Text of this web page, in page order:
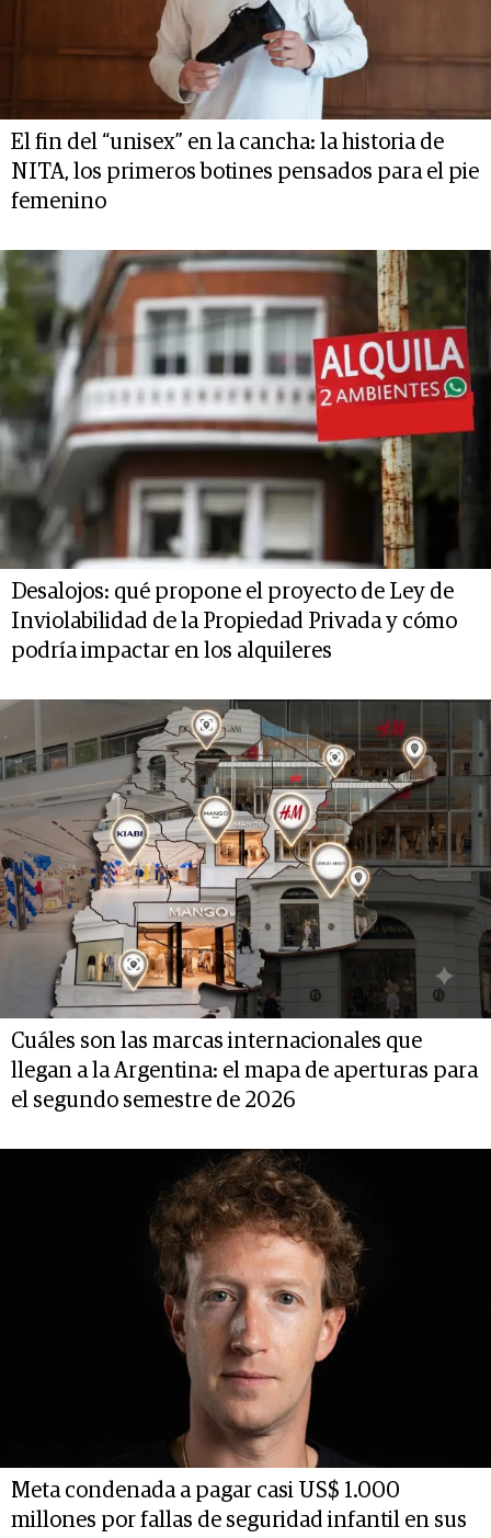
El fin del “unisex” en la cancha: la historia de
NITA, los primeros botines pensados para el pie
femenino
Desalojos: qué propone el proyecto de Ley de
Inviolabilidad de la Propiedad Privada y cómo
podría impactar en los alquileres
Cuáles son las marcas internacionales que
llegan a la Argentina: el mapa de aperturas para
el segundo semestre de 2026
Meta condenada a pagar casi US$ 1.000
millones por fallas de seguridad infantil en sus